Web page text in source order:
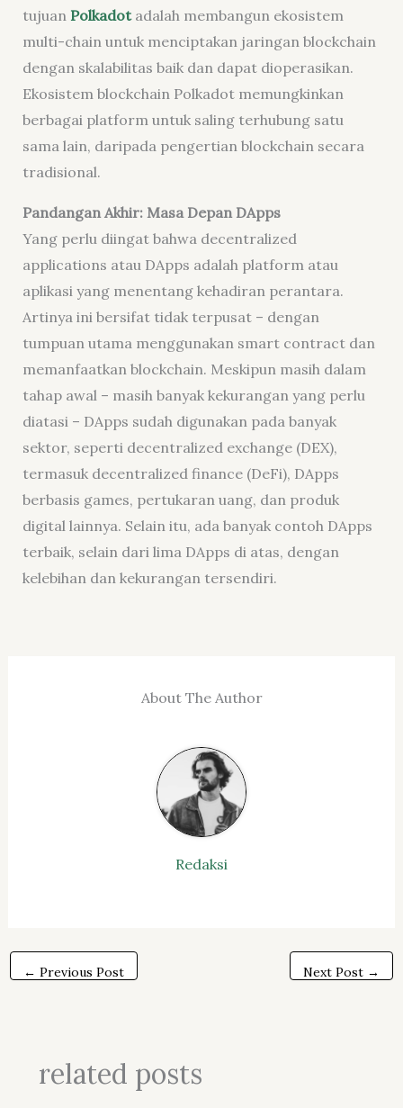
tujuan Polkadotadalah membangun ekosistem
multi-chain untuk menciptakan jaringan blockchain
dengan skalabilitas baik dan dapat dioperasikan.
Ekosistem blockchain Polkadot memungkinkan
berbagai platform untuk saling terhubung satu
sama lain, daripada pengertian blockchain secara
tradisional.
Pandangan Akhir: Masa Depan DApps
Yang perlu diingat bahwa decentralized
applications atau DApps adalah platform atau
aplikasi yang menentang kehadiran perantara.
Artinya ini bersifat tidak terpusat – dengan
tumpuan utama menggunakan smart contract dan
memanfaatkan blockchain. Meskipun masih dalam
tahap awal – masih banyak kekurangan yang perlu
diatasi – DApps sudah digunakan pada banyak
sektor, seperti decentralized exchange (DEX),
termasuk decentralized finance (DeFi), DApps
berbasis games, pertukaran uang, dan produk
digital lainnya. Selain itu, ada banyak contoh DApps
terbaik, selain dari lima DApps di atas, dengan
kelebihan dan kekurangan tersendiri.
About The Author
Redaksi
← Previous Post Next Post →
related posts